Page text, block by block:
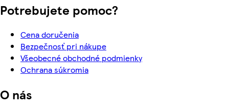
Potrebujete pomoc?
Cena doručenia
Bezpečnosť pri nákupe
Všeobecné obchodné podmienky
Ochrana súkromia
O nás